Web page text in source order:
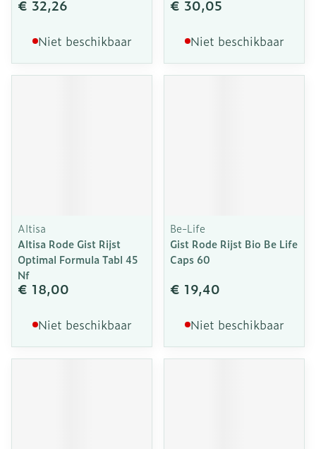
€ 32,26
Niet beschikbaar
€ 30,05
Niet beschikbaar
Altisa
Altisa Rode Gist Rijst
Optimal Formula Tabl 45
Nf
€ 18,00
Niet beschikbaar
Be-Life
Gist Rode Rijst Bio Be Life
Caps 60
€ 19,40
Niet beschikbaar